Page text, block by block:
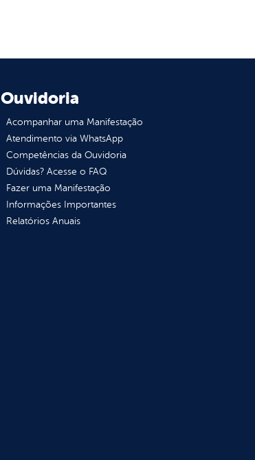
Ouvidoria
Acompanhar uma Manifestação
Atendimento via WhatsApp
Competências da Ouvidoria
Dúvidas? Acesse o FAQ
Fazer uma Manifestação
Informações Importantes
Relatórios Anuais